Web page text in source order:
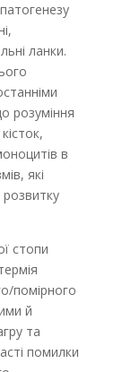
ланки.
розуміння
в
які
стопи
помірного
й
та
помилки